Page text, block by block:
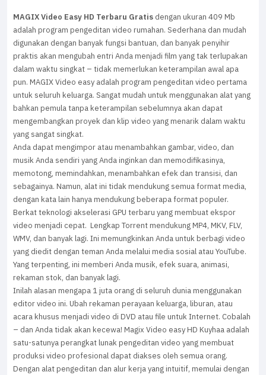
MAGIX Video Easy HD Terbaru Gratis dengan ukuran 409 Mb
adalah program pengeditan video rumahan. Sederhana dan mudah
digunakan dengan banyak fungsi bantuan, dan banyak penyihir
praktis akan mengubah entri Anda menjadi film yang tak terlupakan
dalam waktu singkat – tidak memerlukan keterampilan awal apa
pun. MAGIX Video easy adalah program pengeditan video pertama
untuk seluruh keluarga. Sangat mudah untuk menggunakan alat yang
bahkan pemula tanpa keterampilan sebelumnya akan dapat
mengembangkan proyek dan klip video yang menarik dalam waktu
yang sangat singkat.
Anda dapat mengimpor atau menambahkan gambar, video, dan
musik Anda sendiri yang Anda inginkan dan memodifikasinya,
memotong, memindahkan, menambahkan efek dan transisi, dan
sebagainya. Namun, alat ini tidak mendukung semua format media,
dengan kata lain hanya mendukung beberapa format populer.
Berkat teknologi akselerasi GPU terbaru yang membuat ekspor
video menjadi cepat. Lengkap Torrent mendukung MP4, MKV, FLV,
WMV, dan banyak lagi. Ini memungkinkan Anda untuk berbagi video
yang diedit dengan teman Anda melalui media sosial atau YouTube.
Yang terpenting, ini memberi Anda musik, efek suara, animasi,
rekaman stok, dan banyak lagi.
Inilah alasan mengapa 1 juta orang di seluruh dunia menggunakan
editor video ini. Ubah rekaman perayaan keluarga, liburan, atau
acara khusus menjadi video di DVD atau file untuk Internet. Cobalah
– dan Anda tidak akan kecewa! Magix Video easy HD Kuyhaa adalah
satu-satunya perangkat lunak pengeditan video yang membuat
produksi video profesional dapat diakses oleh semua orang.
Dengan alat pengeditan dan alur kerja yang intuitif, memulai dengan